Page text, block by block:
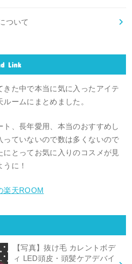
ついて
Link
きた中で本当に気に入ったアイテ
ルームにまとめました。
ト、長年愛用、本当のおすすめし
っていないので数は多くないので
にとってお気に入りのコスメが見
うに！
楽天ROOM
【写真】抜け毛 カレントボデ
ィ LED頭皮・頭髪ケアデバイ